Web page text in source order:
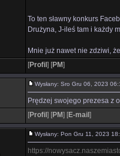
To ten sławny konkurs
Drużyna, J-ileś tam i każdy
Mnie już nawet nie zdziwi,
[Profil ] [PM]
Wysłany: Sro Gru 06, 2023
Prędzej swojego prezesa z
[Profil ] [PM] [E-mail ]
Wysłany: Pon Gru 11, 2023
https://